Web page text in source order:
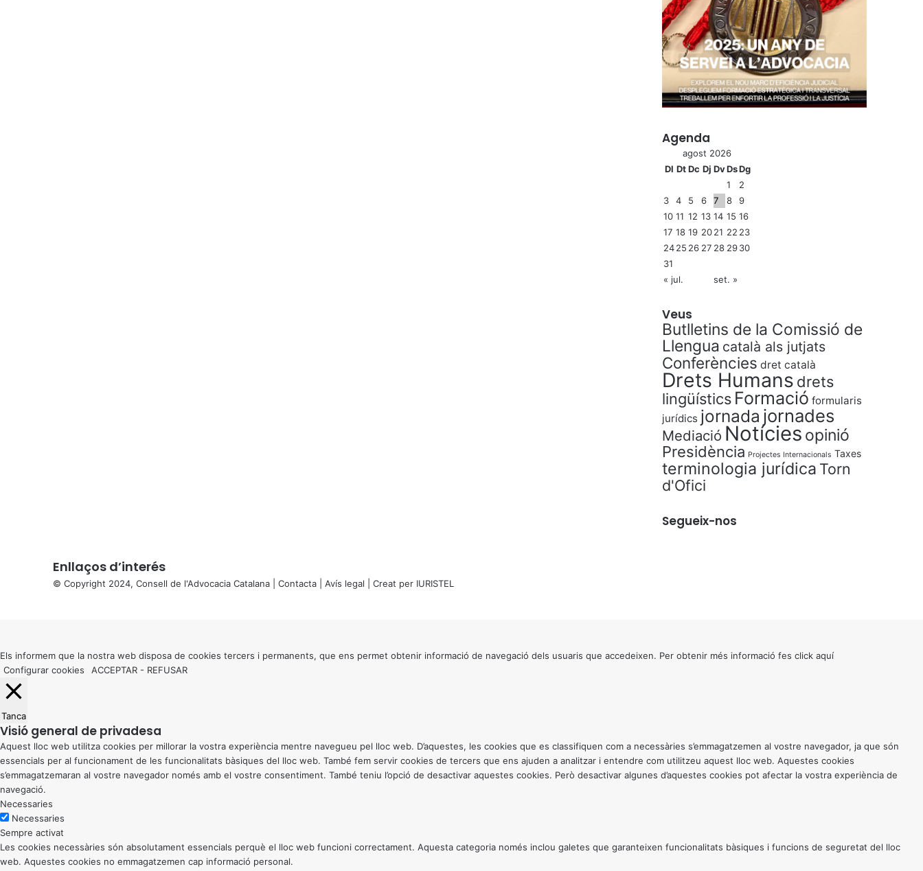
Agenda
agost 2026
Dl Dt Dc Dj DvDsDg
1
2
3
4 5 6 7 8
9
10 11 12 13 14 15 16
17 18 19 2021 22 23
2425 26 27 28 2930
31
« jul.
set. »
Veus
Butlletins de la Comissió de
Llengua català als jutjats
Conferències dret català
Drets Humans drets
lingüístics Formació formularis
jurídics jornada jornades
Mediació Notícies opinió
Presidència Projectes Internacionals Taxes
terminologia jurídica Torn
d'Ofici
Segueix-nos
Enllaços d’interés
© Copyright 2024, Consell de l'Advocacia Catalana | Contacta Avís legal | Creat per IURISTEL
button
Els informem que la nostra web disposa de cookies tercers i permanents, que ens permet obtenir informació de navegació dels usuaris que accedeixen. Per obtenir més informació fes click aquí
Configurar cookies
ACCEPTAR - REFUSAR
Tanca
Visió general de privadesa
Aquest lloc web utilitza cookies per millorar la vostra experiència mentre navegueu pel lloc web. D’aquestes, les cookies que es classifiquen com a necessàries s’emmagatzemen al vostre navegador, ja que són
essencials per al funcionament de les funcionalitats bàsiques del lloc web. També fem servir cookies de tercers que ens ajuden a analitzar i entendre com utilitzeu aquest lloc web. Aquestes cookies
s’emmagatzemaran al vostre navegador només amb el vostre consentiment. També teniu l’opció de desactivar aquestes cookies. Però desactivar algunes d’aquestes cookies pot afectar la vostra experiència de
navegació.
Necessaries
Necessaries
Sempre activat
Les cookies necessàries són absolutament essencials perquè el lloc web funcioni correctament. Aquesta categoria només inclou galetes que garanteixen funcionalitats bàsiques i funcions de seguretat del lloc
web. Aquestes cookies no emmagatzemen cap informació personal.